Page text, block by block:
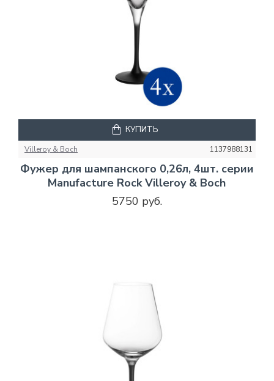
Villeroy & Boch 1137988131
Фужер для шампанского 0,26л, 4шт. серии
Manufacture Rock Villeroy & Boch
5750 руб.
КУПИТЬ